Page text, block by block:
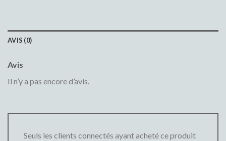
AVIS (0)
Avis
Il n’y a pas encore d’avis.
Seuls les clients connectés ayant acheté ce produit